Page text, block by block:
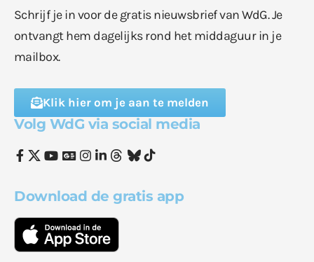
Schrijf je in voor de gratis nieuwsbrief van WdG. Je
ontvangt hem dagelijks rond het middaguur in je
mailbox.
Klik hier om je aan te melden
Volg WdG via social media
Download de gratis app